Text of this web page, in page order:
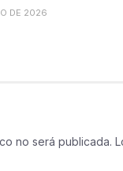
DE 2026
no será publicada.